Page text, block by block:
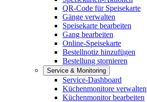
QR-Code für Speisekarte
Gänge verwalten
Speisekarte bearbeiten
Gang bearbeiten
Online-Speisekarte
Bestellnotiz hinzufügen
Bestellung stornieren
Service & Monitoring
Service-Dashboard
Küchenmonitore verwalten
Küchenmonitor bearbeiten